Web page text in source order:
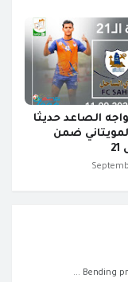
الصاعد حديثا
ضمن
Bending